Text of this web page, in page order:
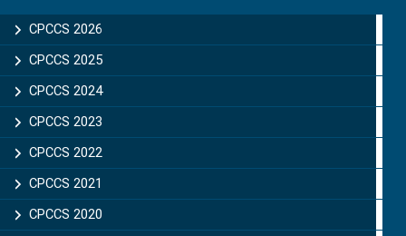
Sidebar
CPCCS 2026
CPCCS 2025
CPCCS 2024
CPCCS 2023
CPCCS 2022
CPCCS 2021
CPCCS 2020